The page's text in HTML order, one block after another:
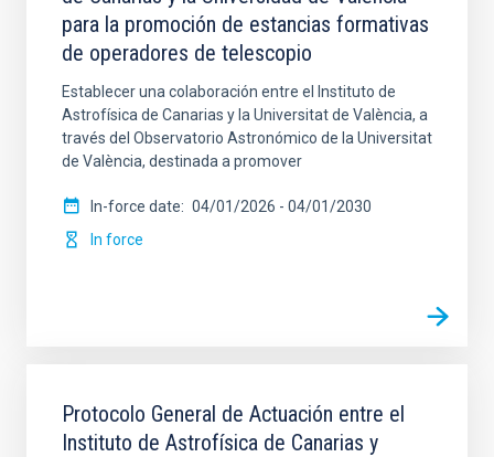
para la promoción de estancias formativas
de operadores de telescopio
Establecer una colaboración entre el Instituto de
Astrofísica de Canarias y la Universitat de València, a
través del Observatorio Astronómico de la Universitat
de València, destinada a promover
In-force date 04/01/2026 - 04/01/2030
In force
Protocolo General de Actuación entre el
Instituto de Astrofísica de Canarias y